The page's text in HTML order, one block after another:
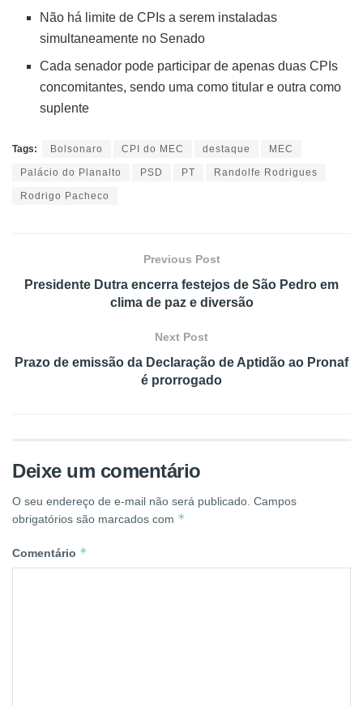
Não há limite de CPIs a serem instaladas
simultaneamente no Senado
Cada senador pode participar de apenas duas CPIs
concomitantes, sendo uma como titular e outra como
suplente
Tags: Bolsonaro CPI do MEC destaque MEC
Palácio do Planalto PSD PT Randolfe Rodrigues
Rodrigo Pacheco
Previous Post
Presidente Dutra encerra festejos de São Pedro em
clima de paz e diversão
Next Post
Prazo de emissão da Declaração de Aptidão ao Pronaf
é prorrogado
Deixe um comentário
O seu endereço de e-mail não será publicado. Campos
obrigatórios são marcados com *
Comentário *